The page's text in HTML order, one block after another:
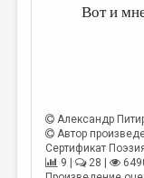
Вот и
Александр
Автор
Сертификат
9 |
28 |